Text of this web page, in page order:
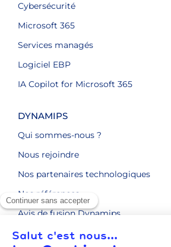
Cybersécurité
Microsoft 365
Services managés
Logiciel EBP
IA Copilot for Microsoft 365
DYNAMIPS
Qui sommes-nous ?
Nous rejoindre
Nos partenaires technologiques
Nos références
Avis de fusion Dynamips